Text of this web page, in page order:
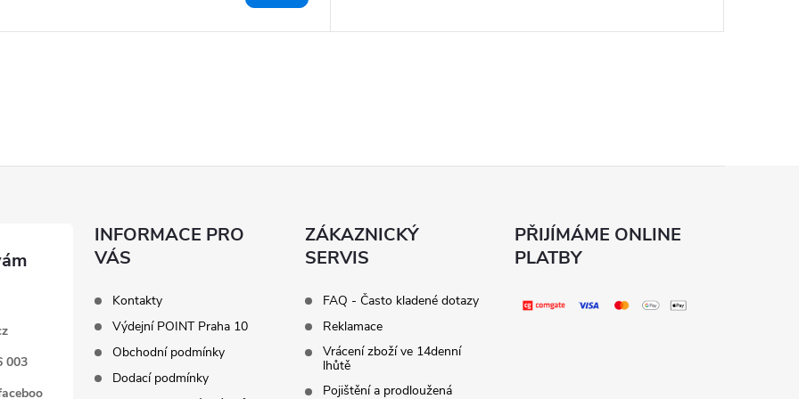
003
INFORMACE PRO
VÁS
Kontakty
Výdejní POINT Praha 10
Obchodní podmínky
Dodací podmínky
ZÁKAZNICKÝ
SERVIS
FAQ - Často kladené dotazy
Reklamace
Vrácení zboží ve 14denní
lhůtě
Pojištění a prodloužená
PŘIJÍMÁME ONLINE
PLATBY